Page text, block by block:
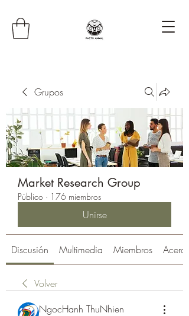
Grupos
Market Research Group
Público · 176 miembros
Unirse
Discusión Multimedia Miembros Acerca
Volver
NgocHanh ThuNhien